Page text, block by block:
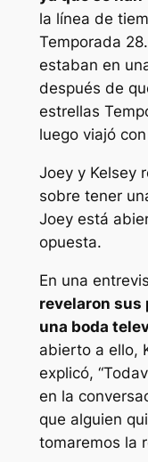
la línea de
Temporada
estaban en
después de
estrellas
luego viajó
Joey y Kelsey
sobre tener
Joey está
opuesta.
En una
revelaron sus
una boda
abierto a ello,
explicó,
en la
que alguien
tomaremos la